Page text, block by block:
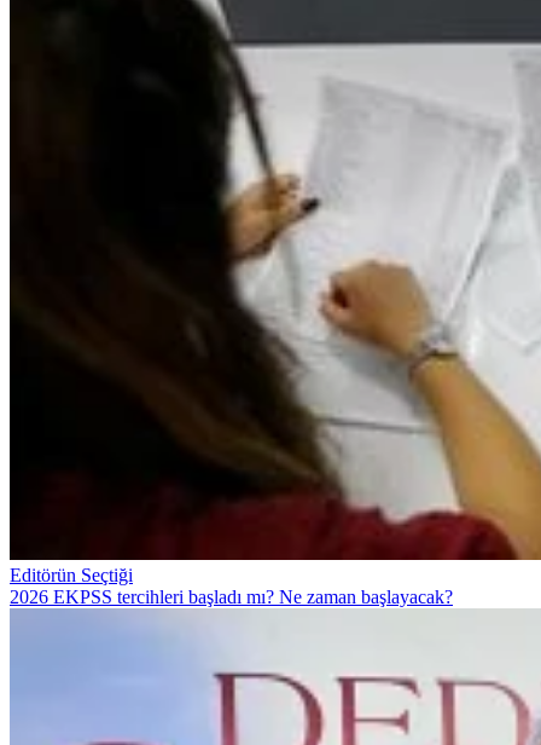
Editörün Seçtiği
2026 EKPSS tercihleri başladı mı? Ne zaman başlayacak?